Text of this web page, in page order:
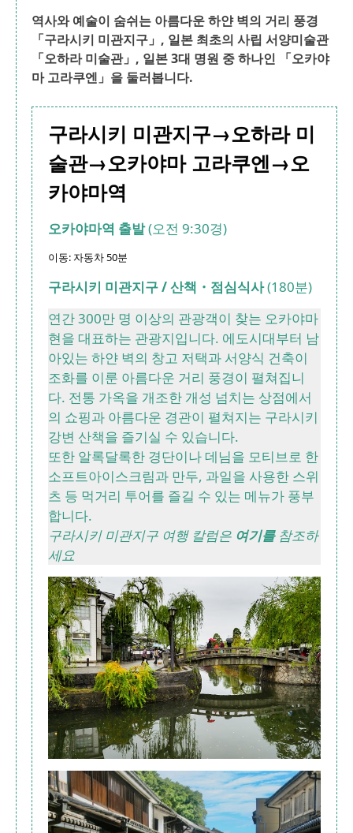
역사와 예술이 숨쉬는 아름다운 하얀 벽의 거리 풍경
「구라시키 미관지구」, 일본 최초의 사립 서양미술관
「오하라 미술관」, 일본 3대 명원 중 하나인 「오카야
마 고라쿠엔」을 둘러봅니다.
구라시키 미관지구→오하라 미
술관→오카야마 고라쿠엔→오
카야마역
오카야마역 출발(오전 9:30경)
이동: 자동차 50분
구라시키 미관지구 / 산책・점심식사(180분)
연간 300만 명 이상의 관광객이 찾는 오카야마
현을 대표하는 관광지입니다. 에도시대부터 남
아있는 하얀 벽의 창고 저택과 서양식 건축이
조화를 이룬 아름다운 거리 풍경이 펼쳐집니
다. 전통 가옥을 개조한 개성 넘치는 상점에서
의 쇼핑과 아름다운 경관이 펼쳐지는 구라시키
강변 산책을 즐기실 수 있습니다.
또한 알록달록한 경단이나 데님을 모티브로 한
소프트아이스크림과 만두, 과일을 사용한 스위
츠 등 먹거리 투어를 즐길 수 있는 메뉴가 풍부
합니다.
구라시키 미관지구 여행 칼럼은 여기를참조하
세요